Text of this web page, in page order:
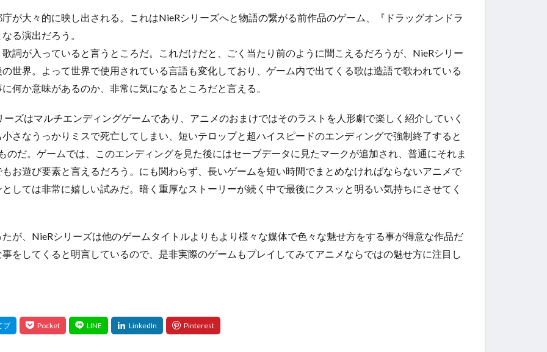
が大々的に映し出される。これはNieRシリーズへと物語の繋がる前作品のゲーム、『ドラッグオンドラ
る演出だろう。
詞が入っていると言うところだ。これだけだと、ごく当たり前のように聞こえるだろうが、NieRシリー
世界。よって世界で使用されている言語も変化しており、ゲーム内で出てくる歌は造語で歌われている
何か意味があるのか、非常に気になるところだと言える。
ズはマルチエンディングゲームであり、アニメのおまけではそのラストを人形劇で楽しく紹介していく
さなうっかりミスで死亡してしまい、短いテロップと超ハイスピードのエンディングで強制終了すると
のだ。ゲームでは、このエンディングを見た後にはセーブデータに見たマークが追加され、普通にそれま
お遊び要素と言えるだろう。にも関わらず、長いゲームを短い時間でまとめなければならないアニメで
しては非常に嬉しい試みだ。暗く重厚なストーリーが続く中で最後にクスッと明るい気持ちにさせてく
が、NieRシリーズは他のゲームタイトルよりもより様々な媒体で色々な魅せ方をする事が得意な作品だ
をしてくると明言しているので、是非実際のゲームもプレイしてみてアニメならではの魅せ方に注目し